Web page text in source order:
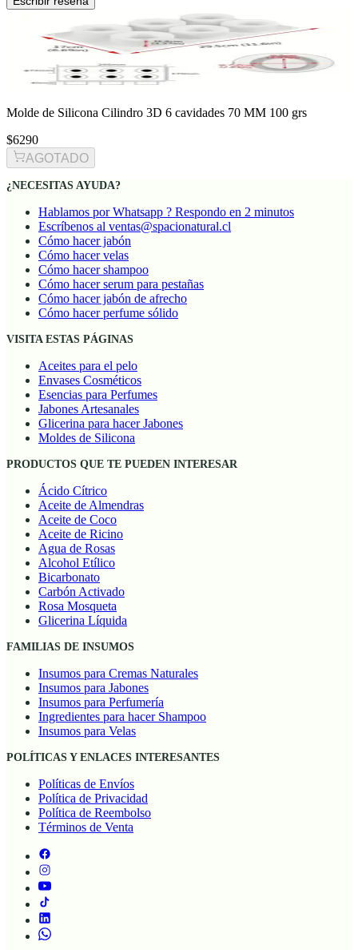
Molde de Silicona Cilindro 3D 6 cavidades 70 MM 100 grs
$6290
AGOTADO
¿NECESITAS AYUDA?
Hablamos por Whatsapp ? Respondo en 2 minutos
Escríbenos al ventas@spacionatural.cl
Cómo hacer jabón
Cómo hacer velas
Cómo hacer shampoo
Cómo hacer serum para pestañas
Cómo hacer jabón de afrecho
Cómo hacer perfume sólido
VISITA ESTAS PÁGINAS
Aceites para el pelo
Envases Cosméticos
Esencias para Perfumes
Jabones Artesanales
Glicerina para hacer Jabones
Moldes de Silicona
PRODUCTOS QUE TE PUEDEN INTERESAR
Ácido Cítrico
Aceite de Almendras
Aceite de Coco
Aceite de Ricino
Agua de Rosas
Alcohol Etílico
Bicarbonato
Carbón Activado
Rosa Mosqueta
Glicerina Líquida
FAMILIAS DE INSUMOS
Insumos para Cremas Naturales
Insumos para Jabones
Insumos para Perfumería
Ingredientes para hacer Shampoo
Insumos para Velas
POLÍTICAS Y ENLACES INTERESANTES
Políticas de Envíos
Política de Privacidad
Política de Reembolso
Términos de Venta